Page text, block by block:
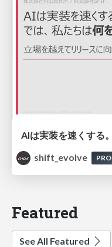
shift_evolve
PRO
Featured
See All Featured